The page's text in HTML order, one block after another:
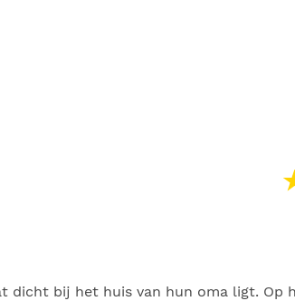
dicht bij het huis van hun oma ligt. Op